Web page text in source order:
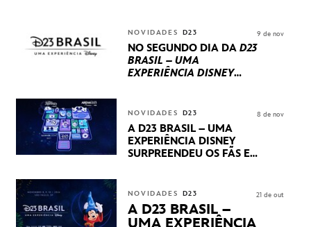
INTERNACIONAIS E
PRODUÇÕES BRASILEIRAS
NOVIDADES D23
NO SEGUNDO DIA DA D23
BRASIL – UMA
EXPERIÊNCIA DISNEY
STUDIOS REVELARAM
PRÉVIAS E NOVIDADES
DOS SEUS PRÓXIMOS
LANÇAMENTOS
9 de nov
NOVIDADES D23
A D23 BRASIL – UMA
EXPERIÊNCIA DISNEY
SURPREENDEU OS FÃS EM
APRESENTAÇÕES E
PRODUTOS EXCLUSIVOS
NO TRANSAMÉRICA EXPO
8 de nov
NOVIDADES D23
A D23 BRASIL –
UMA EXPERIÊNCIA
21 de out